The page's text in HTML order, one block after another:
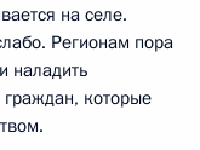
на селе.
Регионам пора
наладить
которые